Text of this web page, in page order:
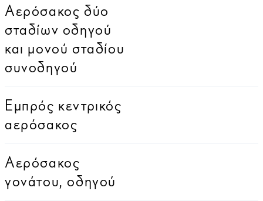
Αερόσακος δύο
σταδίων οδηγού
και μονού σταδίου
συνοδηγού
Εμπρός κεντρικός
αερόσακος
Αερόσακος
γονάτου, οδηγού